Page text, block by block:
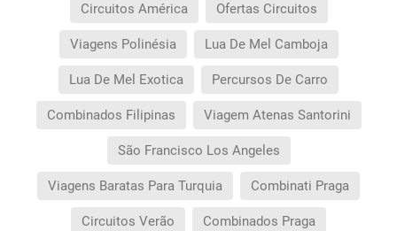
Circuitos América Ofertas Circuitos
Viagens Polinésia Lua De Mel Camboja
Lua De Mel Exotica Percursos De Carro
Combinados Filipinas Viagem Atenas Santorini
São Francisco Los Angeles
Viagens Baratas Para Turquia Combinati Praga
Circuitos Verão Combinados Praga